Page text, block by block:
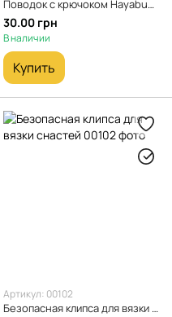
Поводок с крючоком Hayabusa 12см с гвоздиком
30.00 грн
В наличии
Купить
Артикул: 00102
Безопасная клипса для вязки снастей